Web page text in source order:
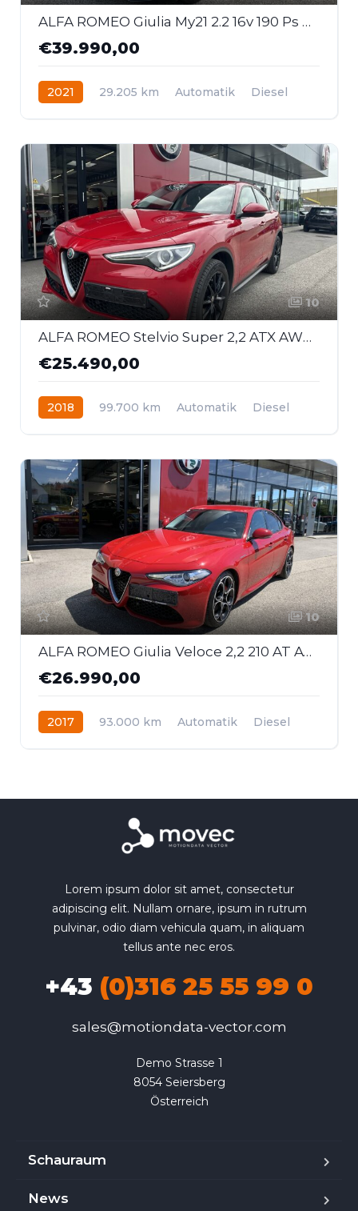
ALFA ROMEO Giulia My21 2.2 16v 190 Ps At8 Ti
€39.990,00
2021 29.205 km Automatik
Diesel
10
ALFA ROMEO Stelvio Super 2,2 ATX AWD *AHK*
€25.490,00
2018 99.700 km Automatik
Diesel
10
ALFA ROMEO Giulia Veloce 2,2 210 AT AWD
€26.990,00
2017 93.000 km Automatik
Diesel
Lorem ipsum dolor sit amet, consectetur
adipiscing elit. Nullam ornare, ipsum in rutrum
pulvinar, odio diam vehicula quam, in aliquam
tellus ante nec eros.
+43 (0)316 25 55 99 0
sales@motiondata-vector.com
Demo Strasse 1
8054 Seiersberg
Österreich
Schauraum
News